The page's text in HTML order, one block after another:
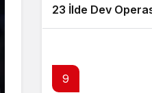
23 İlde Dev
9